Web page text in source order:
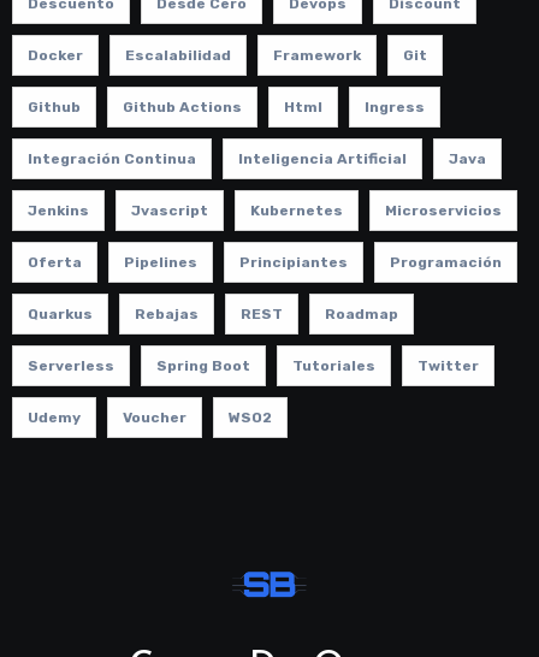
Docker Escalabilidad Framework Git
Github Github Actions Html Ingress
Integración Continua Inteligencia Artificial Java
Jenkins Jvascript Kubernetes Microservicios
Oferta Pipelines Principiantes Programación
Quarkus Rebajas REST Roadmap
Serverless Spring Boot Tutoriales Twitter
Udemy Voucher WSO2